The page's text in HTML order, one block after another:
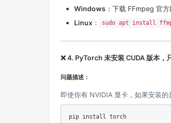
Windows ：下载 FFmpeg 官方
Linux ： sudo apt install
❌ 4. PyTorch 未安装 CUDA 版本，
问题描述：
即使你有 NVIDIA 显卡，如果安装的
pip install